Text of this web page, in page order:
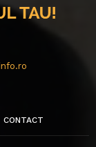
CONTACT